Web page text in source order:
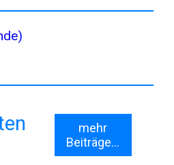
mehr
Beiträge...